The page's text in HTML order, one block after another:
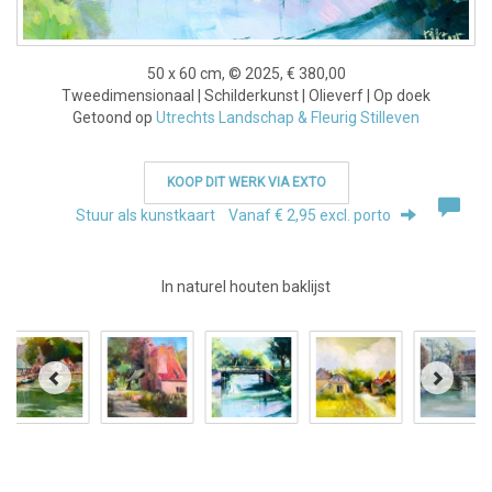
50 x 60 cm, © 2025, € 380,00
Tweedimensionaal | Schilderkunst | Olieverf | Op doek
Getoond op Utrechts Landschap & Fleurig Stilleven
KOOP DIT WERK VIA EXTO
Stuur als kunstkaart Vanaf € 2,95 excl. porto
In naturel houten baklijst